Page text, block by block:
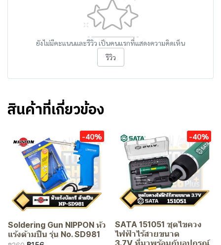
ยังไม่มีคะแนนและรีวิว เป็นคนแรกที่แสดงความคิดเห็น
รีวิว
สินค้าที่เกี่ยวข้อง
-40%
Soldering Gun NIPPON หัว
แร้งด้ามปืน รุ่น No. SD981
-40%
SATA 151051 ชุดไขควง
ไฟฟ้าไร้สายขนาด